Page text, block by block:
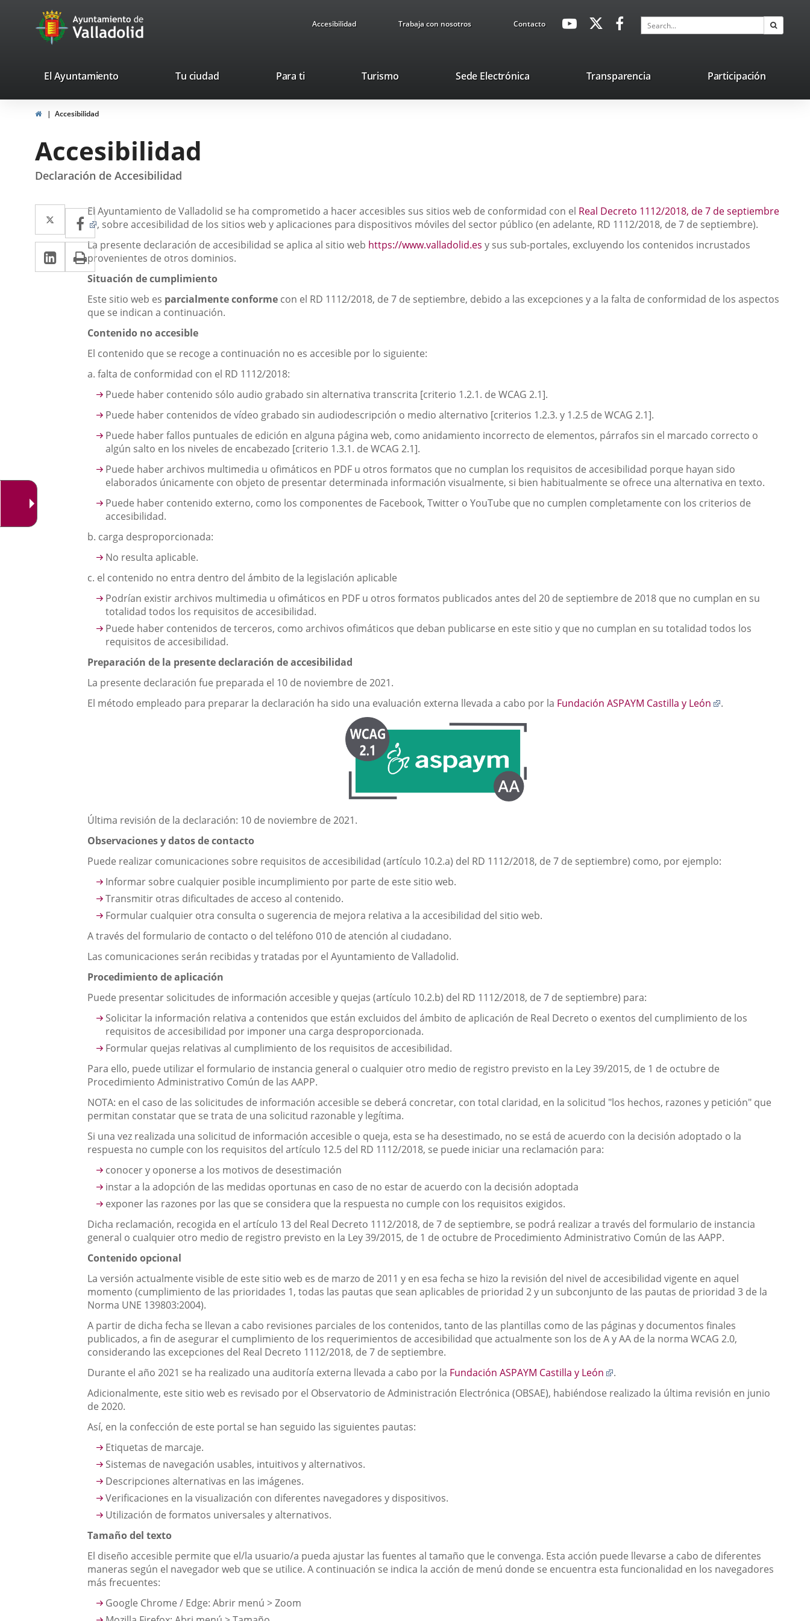
Portal
Web
Ayuntamiento
de
Accesibilidad Trabaja con nosotros ContactoavaHeaderSocial
Link
Link
application.
application.
Search
valladolid.es
El Ayuntamiento Tu ciudad Para ti TurismoThis
will
Sede ElectrónicaLink
external
Transparencia Participación
HomeAccesibilidad
Accesibilidad
Declaración de Accesibilidad
Twitter
Enlace
a
una
aplicación
externa.
Facebook
Enlace
a
una
aplicación
externa.
Linkedin
Enlace
a
aplicación
externa.
Print
Descripción
El Ayuntamiento de Valladolid se ha comprometido a hacer accesibles sus sitios web de conformidad con el Real Decreto 1112/2018, de 7 de septiembre
Enlace
una
aplicación
externa.
, sobre accesibilidad de los sitios web y aplicaciones para dispositivos móviles del sector público (en adelante, RD 1112/2018, de 7 de septiembre).
La presente declaración de accesibilidad se aplica al sitio web https://www.valladolid.es Enlace
externa.
y sus sub-portales, excluyendo los contenidos incrustados
provenientes de otros dominios.
Situación de cumplimiento
Este sitio web es parcialmente conforme con el RD 1112/2018, de 7 de septiembre, debido a las excepciones y a la falta de conformidad de los aspectos
que se indican a continuación.
Contenido no accesible
El contenido que se recoge a continuación no es accesible por lo siguiente:
a. falta de conformidad con el RD 1112/2018:
Puede haber contenido sólo audio grabado sin alternativa transcrita [criterio 1.2.1. de WCAG 2.1].
Puede haber contenidos de vídeo grabado sin audiodescripción o medio alternativo [criterios 1.2.3. y 1.2.5 de WCAG 2.1].
Puede haber fallos puntuales de edición en alguna página web, como anidamiento incorrecto de elementos, párrafos sin el marcado correcto o
algún salto en los niveles de encabezado [criterio 1.3.1. de WCAG 2.1].
Puede haber archivos multimedia u ofimáticos en PDF u otros formatos que no cumplan los requisitos de accesibilidad porque hayan sido
elaborados únicamente con objeto de presentar determinada información visualmente, si bien habitualmente se ofrece una alternativa en texto.
Puede haber contenido externo, como los componentes de Facebook, Twitter o YouTube que no cumplen completamente con los criterios de
accesibilidad.
b. carga desproporcionada:
No resulta aplicable.
c. el contenido no entra dentro del ámbito de la legislación aplicable
Podrían existir archivos multimedia u ofimáticos en PDF u otros formatos publicados antes del 20 de septiembre de 2018 que no cumplan en su
totalidad todos los requisitos de accesibilidad.
Puede haber contenidos de terceros, como archivos ofimáticos que deban publicarse en este sitio y que no cumplan en su totalidad todos los
requisitos de accesibilidad.
Preparación de la presente declaración de accesibilidad
La presente declaración fue preparada el 10 de noviembre de 2021.
El método empleado para preparar la declaración ha sido una evaluación externa llevada a cabo por la Fundación ASPAYM Castilla y León
Enlace
.
Última revisión de la declaración: 10 de noviembre de 2021.
Observaciones y datos de contacto
Puede realizar comunicaciones sobre requisitos de accesibilidad (artículo 10.2.a) del RD 1112/2018, de 7 de septiembre) como, por ejemplo:
Informar sobre cualquier posible incumplimiento por parte de este sitio web.
Transmitir otras dificultades de acceso al contenido.
Formular cualquier otra consulta o sugerencia de mejora relativa a la accesibilidad del sitio web.
A través del formulario de contacto o del teléfono 010 de atención al ciudadano.
Las comunicaciones serán recibidas y tratadas por el Ayuntamiento de Valladolid.
Procedimiento de aplicación
Puede presentar solicitudes de información accesible y quejas (artículo 10.2.b) del RD 1112/2018, de 7 de septiembre) para:
Solicitar la información relativa a contenidos que están excluidos del ámbito de aplicación de Real Decreto o exentos del cumplimiento de los
requisitos de accesibilidad por imponer una carga desproporcionada.
Formular quejas relativas al cumplimiento de los requisitos de accesibilidad.
Para ello, puede utilizar el formulario de instancia general o cualquier otro medio de registro previsto en la Ley 39/2015, de 1 de octubre de
Procedimiento Administrativo Común de las AAPP.
NOTA: en el caso de las solicitudes de información accesible se deberá concretar, con total claridad, en la solicitud "los hechos, razones y petición" que
permitan constatar que se trata de una solicitud razonable y legítima.
Si una vez realizada una solicitud de información accesible o queja, esta se ha desestimado, no se está de acuerdo con la decisión adoptado o la
respuesta no cumple con los requisitos del artículo 12.5 del RD 1112/2018, se puede iniciar una reclamación para:
conocer y oponerse a los motivos de desestimación
instar a la adopción de las medidas oportunas en caso de no estar de acuerdo con la decisión adoptada
exponer las razones por las que se considera que la respuesta no cumple con los requisitos exigidos.
Dicha reclamación, recogida en el artículo 13 del Real Decreto 1112/2018, de 7 de septiembre, se podrá realizar a través del formulario de instancia
general o cualquier otro medio de registro previsto en la Ley 39/2015, de 1 de octubre de Procedimiento Administrativo Común de las AAPP.
Contenido opcional
La versión actualmente visible de este sitio web es de marzo de 2011 y en esa fecha se hizo la revisión del nivel de accesibilidad vigente en aquel
momento (cumplimiento de las prioridades 1, todas las pautas que sean aplicables de prioridad 2 y un subconjunto de las pautas de prioridad 3 de la
Norma UNE 139803:2004).
A partir de dicha fecha se llevan a cabo revisiones parciales de los contenidos, tanto de las plantillas como de las páginas y documentos finales
publicados, a fin de asegurar el cumplimiento de los requerimientos de accesibilidad que actualmente son los de A y AA de la norma WCAG 2.0,
considerando las excepciones del Real Decreto 1112/2018, de 7 de septiembre.
Durante el año 2021 se ha realizado una auditoría externa llevada a cabo por la Fundación ASPAYM Castilla y León
Enlace
una
.
Adicionalmente, este sitio web es revisado por el Observatorio de Administración Electrónica (OBSAE), habiéndose realizado la última revisión en junio
de 2020.
Así, en la confección de este portal se han seguido las siguientes pautas:
Etiquetas de marcaje.
Sistemas de navegación usables, intuitivos y alternativos.
Descripciones alternativas en las imágenes.
Verificaciones en la visualización con diferentes navegadores y dispositivos.
Utilización de formatos universales y alternativos.
Tamaño del texto
El diseño accesible permite que el/la usuario/a pueda ajustar las fuentes al tamaño que le convenga. Esta acción puede llevarse a cabo de diferentes
maneras según el navegador web que se utilice. A continuación se indica la acción de menú donde se encuentra esta funcionalidad en los navegadores
más frecuentes:
Google Chrome / Edge: Abrir menú > Zoom